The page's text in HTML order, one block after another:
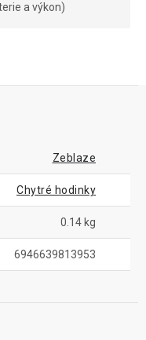
a výkon)
Zeblaze
Chytré hodinky
0.14 kg
6946639813953